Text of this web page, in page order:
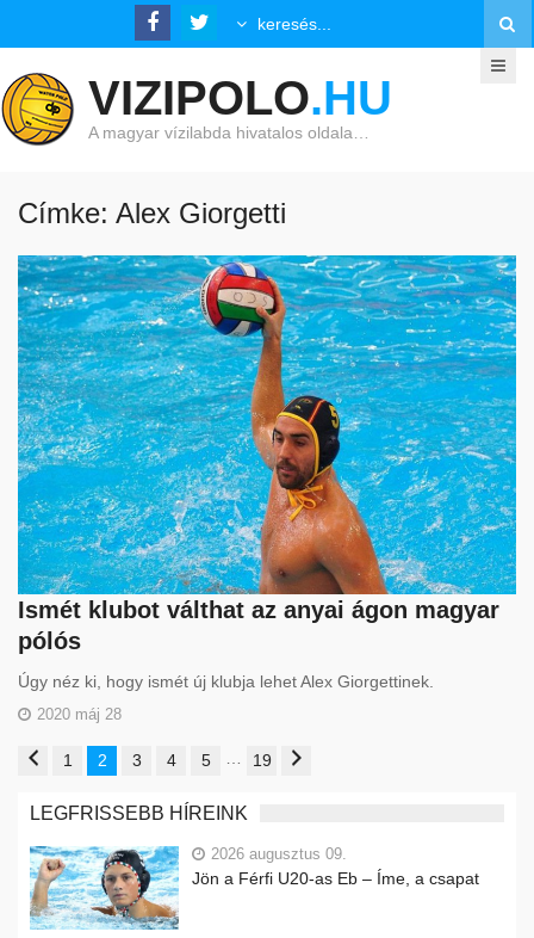
VIZIPOLO.HU
A magyar vízilabda hivatalos oldala…
Címke: Alex Giorgetti
Ismét klubot válthat az anyai ágon magyar
pólós
Úgy néz ki, hogy ismét új klubja lehet Alex Giorgettinek.
2020 máj 28
1 2 3 4 5 … 19
LEGFRISSEBB HÍREINK
2026 augusztus 09.
Jön a Férfi U20-as Eb – Íme, a csapat